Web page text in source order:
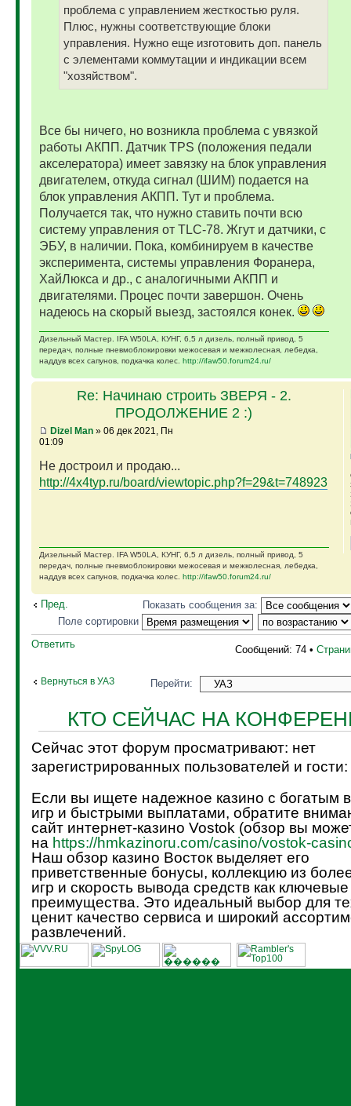
проблема с управлением жесткостью руля.
Плюс, нужны соответствующие блоки
управления. Нужно еще изготовить доп. панель
с элементами коммутации и индикации всем
"хозяйством".
Все бы ничего, но возникла проблема с увязкой
работы АКПП. Датчик ТPS (положения педали
акселератора) имеет завязку на блок управления
двигателем, откуда сигнал (ШИМ) подается на
блок управления АКПП. Тут и проблема.
Получается так, что нужно ставить почти всю
систему управления от TLC-78. Жгут и датчики, с
ЭБУ, в наличии. Пока, комбинируем в качестве
эксперимента, системы управления Форанера,
ХайЛюкса и др., с аналогичными АКПП и
двигателями. Процес почти завершон. Очень
надеюсь на скорый выезд, застоялся конек.
Дизельный Мастер. IFA W50LA, КУНГ, 6,5 л дизель, полный привод, 5
передач, полные пневмоблокировки межосевая и межколесная, лебедка,
наддув всех сапунов, подкачка колес. http://ifaw50.forum24.ru/
Re: Начинаю строить ЗВЕРЯ - 2.
ПРОДОЛЖЕНИЕ 2 :)
Dizel Man» 06 дек 2021, Пн
01:09
Не достроил и продаю...
http://4x4typ.ru/board/viewtopic.php?f=29&t=748923
Дизельный Мастер. IFA W50LA, КУНГ, 6,5 л дизель, полный привод, 5
передач, полные пневмоблокировки межосевая и межколесная, лебедка,
наддув всех сапунов, подкачка колес. http://ifaw50.forum24.ru/
Пред.
Показать сообщения за:
Поле сортировки
Ответить
Сообщений: 74 •
Вернуться в УАЗ Перейти:
КТО СЕЙЧАС НА
Сейчас этот форум просматривают: нет
зарегистрированных пользователей и гости:
Если вы ищете надежное казино с богатым
игр и быстрыми выплатами, обратите
сайт интернет-казино Vostok (обзор вы
на https://hmkazinoru.com/casino/vostok-
Наш обзор казино Восток выделяет его
приветственные бонусы, коллекцию из
игр и скорость вывода средств как ключевые
преимущества. Это идеальный выбор для
ценит качество сервиса и широкий
развлечений.